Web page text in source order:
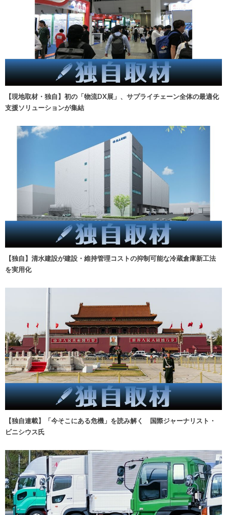
【現地取材・独自】初の「物流DX展」、サプライチェーン全体の最適化
支援ソリューションが集結
【独自】清水建設が建設・維持管理コストの抑制可能な冷蔵倉庫新工法
を実用化
【独自連載】「今そこにある危機」を読み解く 国際ジャーナリスト・
ビニシウス氏